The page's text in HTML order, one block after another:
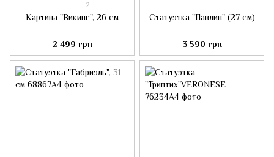
2
Картина "Викинг", 26 см
2 499 грн
Статуэтка "Павлин" (27 см)
3 590 грн